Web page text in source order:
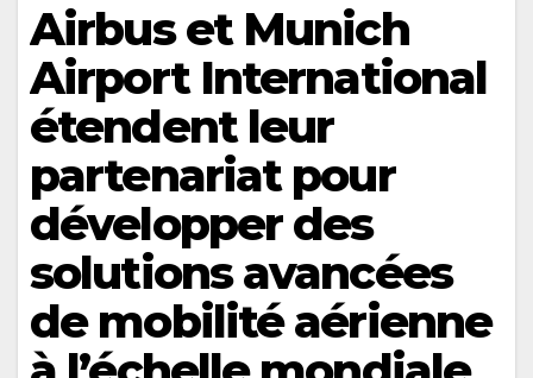
Airbus et Munich
Airport International
étendent leur
partenariat pour
développer des
solutions avancées
de mobilité aérienne